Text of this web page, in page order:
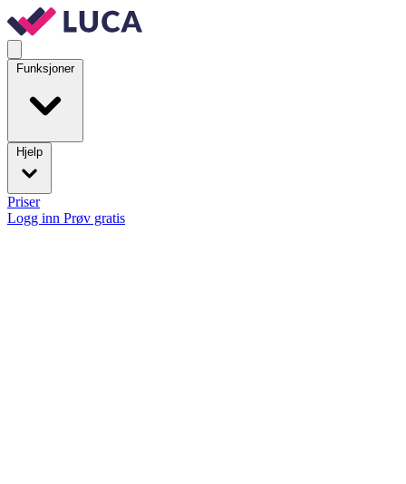
Funksjoner
Hjelp
Priser
Logg inn Prøv gratis